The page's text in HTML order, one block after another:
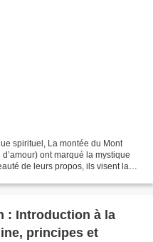
spirituel, La montée du Mont
ont marqué la mystique
de leurs propos, ils visent la
: Introduction à la
principes et